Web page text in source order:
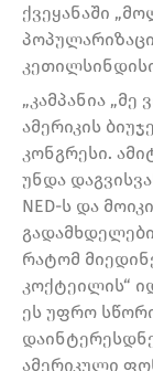
ქვეყანაში
„კამპანია
ამერიკის
კონგრესი.
უნდა
NED-ს და
რატომ
კოქტეილის“
ეს უფრო
ამერიკული